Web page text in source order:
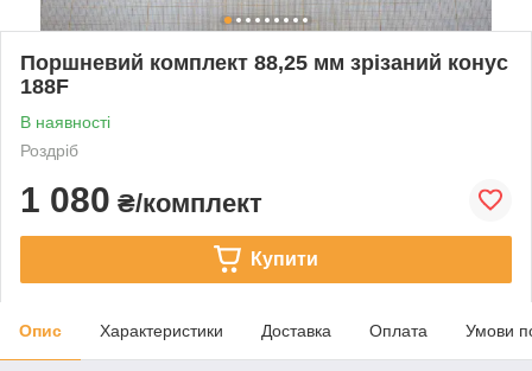
Поршневий комплект 88,25 мм зрізаний конус
188F
В наявності
Роздріб
1 080 ₴/комплект
Купити
Опис Характеристики Доставка Оплата Умови